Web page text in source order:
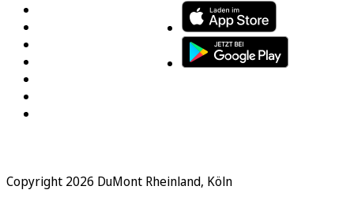
Copyright 2026 DuMont Rheinland, Köln